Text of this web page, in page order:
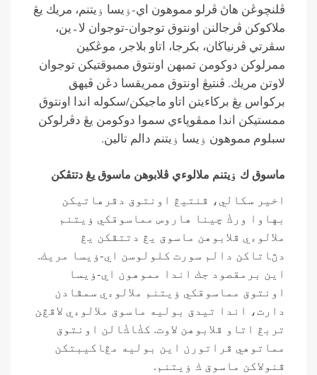
ڤلنچوڠن هاڽ ڤرلو مموهون اي-ۏيسا ۏيتنم، مريك يڠ
ملاكوكن ڤرجالنن اونتوق توجوان-توجوان لا؞ين،
سڤرتي ڤرنياڬان، بكرجا، اتاو بلاجر، موڠكين
ممرلوكن دوكومن تمبهن اونتوق ممبوقتيكن توجوان
لاوتن مريك. ڤنتيڠ اونتوق ممريقسا دڠن ڤيهق
بركواس يڠ بركاءيتن اتاو ماجيكن/سكوله اندا اونتوق
ممستيكن اندا ممڤوڽاءي سموا دوكومن يڠ دڤرلوكن
سبلوم مموهون ۏيسا ۏيتنم دالم تالين.
ماسوق ك ۏيتنم ملالوءي ڤلابوهن ماسوق يڠ دتتڤكن
اخير سكالي، ڤنتيڠ اونتوق دڤرهاتيكن
بهاوا ورڬ چينا هاروس مماسوقكي ۏيتنم
ملالوءي ڤلابوهن ماسوق يڠ دتتڤكن يڠ
دڽاتاكن دالم سورت كلولوسن اي-ۏيسا مريك.
اين برمقصود جك اندا مموهون اي-ۏيسا
اونتوق مماسوقكي ۏيتنم ملالوءي سمڤادن
دارت، اندا تيدق بوليه ماسوق ملالوءي لاڤڠن
تربڠ اتاو ڤلابوهن لاوت. كڬاڬالن اونتوق
مماتوهي ڤراتورن اين بوليه مڠاكيبتكن
ڤنولاكن ماسوق ك ۏيتنم.